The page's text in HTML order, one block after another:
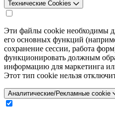
Технические Cookies
Эти файлы cookie необходимы
его основных функций
сохранение сессии, работа
функционировать должным
информацию для маркетинга
Этот тип cookie нельзя
Аналитические/Рекламные cookie